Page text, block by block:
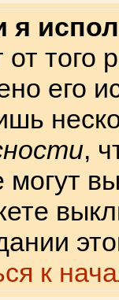
я
от того
его
,
могут
к